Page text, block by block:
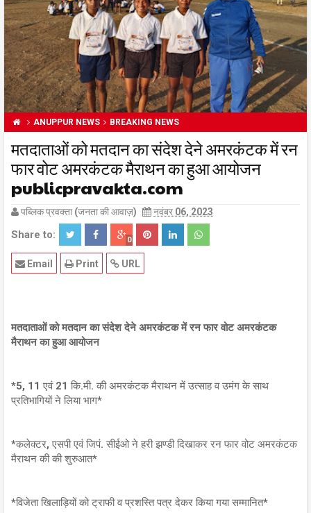
ANUPPUR NEWS BREAKING NEWS
मतदाताओं को मतदान का संदेश देने अमरकंटक में रन
फार वोट अमरकंटक मैराथन का हुआ आयोजन
publicpravakta.com
पब्लिक प्रवक्ता (जनता की आवाज़) नवंबर 06, 2023
Share to: 0
URL
Print
Email
मतदाताओं को मतदान का संदेश देने अमरकंटक में रन फार वोट अमरकंटक
मैराथन का हुआ आयोजन
*5, 11 एवं 21 कि.मी. की अमरकंटक मैराथन में उत्साह व उमंग के साथ
प्रतिभागियों ने लिया भाग*
*कलेक्टर, एसपी एवं जिपं. सीईओ ने हरी झण्डी दिखाकर रन फार वोट अमरकंटक
मैराथन की की शुरुआत*
*विजेता खिलाड़ियों को ट्राफी व प्रशस्ति पत्र देकर किया गया सम्मानित*